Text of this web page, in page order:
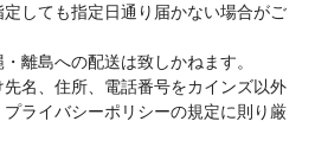
しても指定日通り届かない場合がご
離島への配送は致しかねます。
名、住所、電話番号をカインズ以外
ライバシーポリシーの規定に則り厳